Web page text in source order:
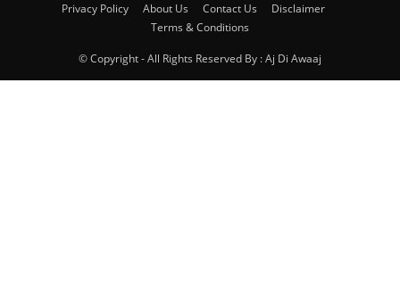
Privacy Policy About Us Contact Us
Disclaimer
Terms & Conditions
© Copyright - All Rights Reserved By : Aj Di Awaaj